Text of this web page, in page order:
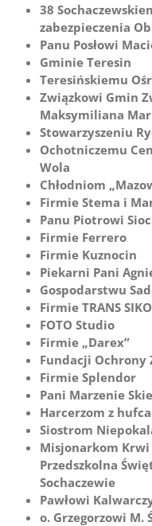
38
zabezpieczenia
Panu Posłowi
Gminie Teresin
Teresińskiemu
Związkowi Gmin
Maksymiliana
Stowarzyszeniu
Ochotniczemu
Wola
Chłodniom
Firmie Stema i
Panu Piotrowi
Firmie Ferrero
Firmie Kuznocin
Piekarni Pani
Gospodarstwu
Firmie TRANS
FOTO Studio
Firmie „Darex”
Fundacji Ochrony
Firmie Splendor
Pani Marzenie
Harcerzom z
Siostrom
Misjonarkom
Przedszkolna
Sochaczewie
Pawłowi
o. Grzegorzowi M.